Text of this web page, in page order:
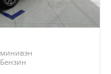
минивэн
Бензин